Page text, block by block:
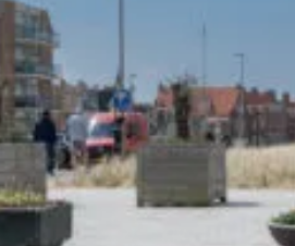
via ons netwerk
én beheer op maat
renoveren? Geen probleem!
van alle diensten..